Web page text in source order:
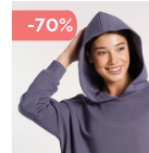
-70%